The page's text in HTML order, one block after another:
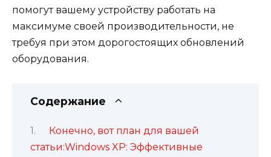
помогут вашему устройству работать на
максимуме своей производительности, не
требуя при этом дорогостоящих обновлений
оборудования.
Содержание
Конечно, вот план для вашей
статьи:Windows XP: Эффективные